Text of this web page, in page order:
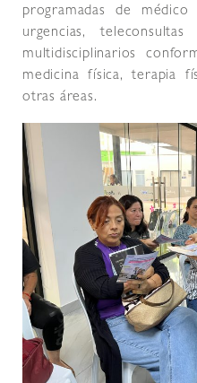
programadas de
urgencias,
multidisciplinarios
medicina física, terapia
otras áreas.